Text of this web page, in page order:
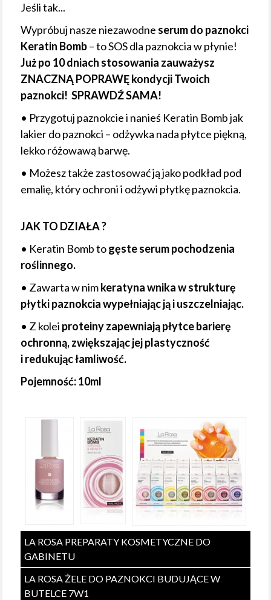
Jeśli tak...
Wypróbuj nasze niezawodne serum do paznokci
Keratin Bomb– to SOS dla paznokcia w płynie!
Już po 10 dniach stosowania zauważysz
ZNACZNĄ POPRAWĘ kondycji Twoich
paznokci! SPRAWDŹ SAMA!
• Przygotuj paznokcie i nanieś Keratin Bomb jak
lakier do paznokci – odżywka nada płytce piękną,
lekko różowawą barwę.
• Możesz także zastosować ją jako podkład pod
emalię, który ochroni i odżywi płytkę paznokcia.
JAK TO DZIAŁA ?
• Keratin Bomb togęste serum pochodzenia
roślinnego.
• Zawarta w nimkeratyna wnika w strukturę
płytki paznokcia wypełniając ją i uszczelniając.
• Z kolei proteiny zapewniają płytce barierę
ochronną, zwiększając jej plastyczność
i redukując łamliwość.
Pojemność: 10ml
LA ROSA PREPARATY KOSMETYCZNE DO
GABINETU
LA ROSA ŻELE DO PAZNOKCI BUDUJĄCE W
BUTELCE 7W1